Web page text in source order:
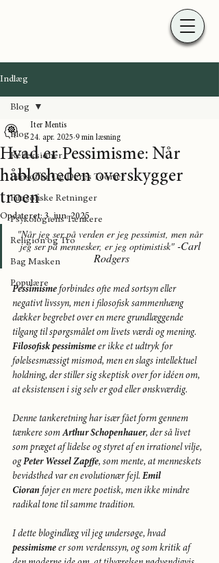
Indlæg
Blog
Refleksioner
Filosoffer Og Deres Teorier
Filosofiske Retninger
Psykologiens Tænkere
Religion og Tro
Bag Masken
Populære
Blog
Hvad er Pessimisme: Når
håbløsheden overskygger
troen
Iter Mentis
24. apr. 2025 9 min læsning
Opdateret:3. jun. 2025
"Når jeg ser på verden er jeg pessimist, men når
jeg ser på mennesker, er jeg optimistisk" -Carl
Rodgers
Pessimisme forbindes ofte med sortsyn eller
negativt livssyn, men i filosofisk sammenhæng
dækker begrebet over en mere grundlæggende
tilgang til spørgsmålet om livets værdi og mening.
Filosofisk pessimisme er ikke et udtryk for
følelsesmæssigt mismod, men en slags intellektuel
holdning, der stiller sig skeptisk over for idéen om,
at eksistensen i sig selv er god eller ønskværdig.
Denne tankeretning har især fået form gennem
tænkere som Arthur Schopenhauer, der så livet
som præget af lidelse og styret af en irrationel vilje,
og Peter Wessel Zapffe, som mente, at menneskets
bevidsthed var en evolutionær fejl. Emil
Cioran føjer en mere poetisk, men ikke mindre
radikal tone til samme tradition.
I dette blogindlæg vil jeg undersøge, hvad
pessimisme er som verdenssyn, og som kritik af